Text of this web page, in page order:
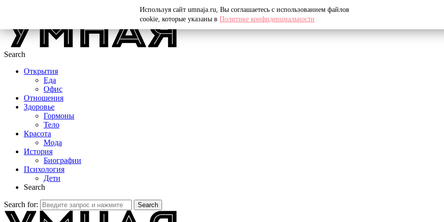
Search
Открытия
Еда
Офис
Отношения
Здоровье
Гормоны
Тело
Красота
Мода
История
Биографии
Психология
Дети
Search
Search for: Search
Используя сайт umnaja.ru, Вы соглашаетесь с использованием файлов
cookie, которые указаны в Политике конфиденциальности